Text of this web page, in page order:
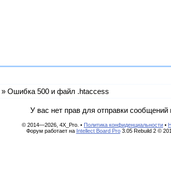
» Ошибка 500 и файл .htaccess
У вас нет прав для отправки сообщений
© 2014—2026, 4X_Pro. • Политика конфиденциальности •
Форум работает на Intellect Board Pro3.05 Rebuild 2 ©